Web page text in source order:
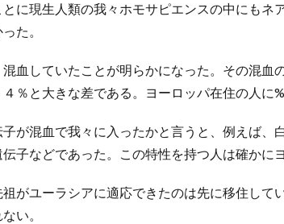
に現生人類の我々ホモサピエンスの中にもネ
た。
血していたことが明らかになった。その混血
４％と大きな差である。ヨーロッパ在住の人に
子が混血で我々に入ったかと言うと、例えば、
子などであった。この特性を持つ人は確かに
がユーラシアに適応できたのは先に移住して
ない。